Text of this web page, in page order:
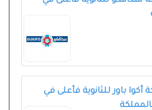
باور للثانوية فأعلى في